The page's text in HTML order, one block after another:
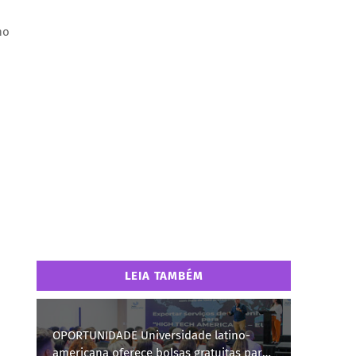
LEIA TAMBÉM
OPORTUNIDADE Universidade latino-
americana oferece bolsas gratuitas para